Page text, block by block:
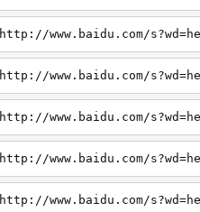
http://www.baidu.com/
http://www.baidu.com/
http://www.baidu.com/
http://www.baidu.com/
http://www.baidu.com/